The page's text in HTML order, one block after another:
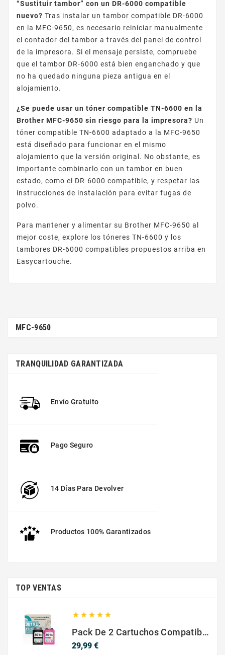
“Sustituir tambor” con un DR-6000 compatible
nuevo? Tras instalar un tambor compatible DR-6000
en la MFC-9650, es necesario reiniciar manualmente
el contador del tambor a través del panel de control
de la impresora. Si el mensaje persiste, compruebe
que el tambor DR-6000 está bien enganchado y que
no ha quedado ninguna pieza antigua en el
alojamiento.
¿Se puede usar un tóner compatible TN-6600 en la
Brother MFC-9650 sin riesgo para la impresora? Un
tóner compatible TN-6600 adaptado a la MFC-9650
está diseñado para funcionar en el mismo
alojamiento que la versión original. No obstante, es
importante combinarlo con un tambor en buen
estado, como el DR-6000 compatible, y respetar las
instrucciones de instalación para evitar fugas de
polvo.
Para mantener y alimentar su Brother MFC-9650 al
mejor coste, explore los tóneres TN-6600 y los
tambores DR-6000 compatibles propuestos arriba en
Easycartouche.
MFC-9650
TRANQUILIDAD GARANTIZADA
Envío Gratuito
Pago Seguro
14 Días Para Devolver
Productos 100% Garantizados
TOP VENTAS
    
Pack De 2 Cartuchos Compatibles Con HP 301 XL Negro Y Color
29,99 €Precio